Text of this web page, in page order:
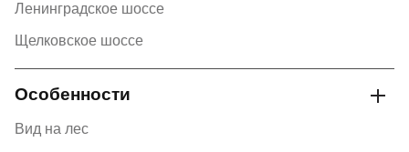
Ленинградское шоссе
Щелковское шоссе
Особенности
Вид на лес